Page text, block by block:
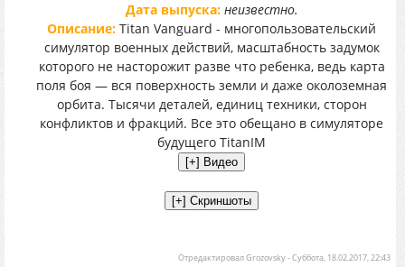
Дата выпуска: неизвестно.
Описание: Titan Vanguard - многопользовательский
симулятор военных действий, масштабность задумок
которого не насторожит разве что ребенка, ведь карта
поля боя — вся поверхность земли и даже околоземная
орбита. Тысячи деталей, единиц техники, сторон
конфликтов и фракций. Все это обещано в симуляторе
будущего TitanIM
ОтредактировалGrozovsky-Суббота, 18.02.2017, 22:43